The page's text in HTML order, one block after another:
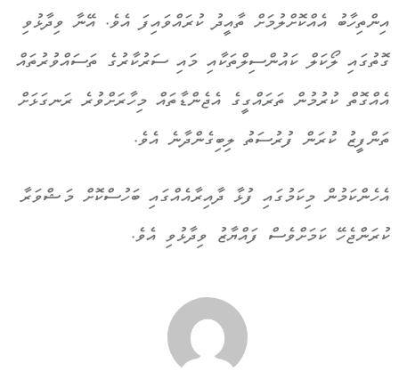
އިންތިހާބު އެއްކޮށްލުމަށް ތާއީދު ކުރައްވައިފަ އެވެ. އޭނާ ވިދާޅުވި
ގޮތުގައި ލޯކަލް ކައުންސިލްތަކާއި މައި ސަރުކާރުގެ ތަސައްވުރުތައް
އެއްގޮތް ކުރުމުން ތަރައްގީގެ އެޖެންޑާތައް މިހާރަށްވުރެ ރަނގަޅަށް
ތަންފީޒު ކުރަން ފުރުސަތު ލިބިގެންދާނެ އެވެ.
އެހެންކަމުން މިކަމުގައި ފުޅާ ދާއިރާއެއްގައި ބަހުސްކޮށް މަޝްވަރާ
ކުރަންޖެހޭ ކަމަށްވެސް ފައްޔާޒު ވިދާޅުވި އެވެ.